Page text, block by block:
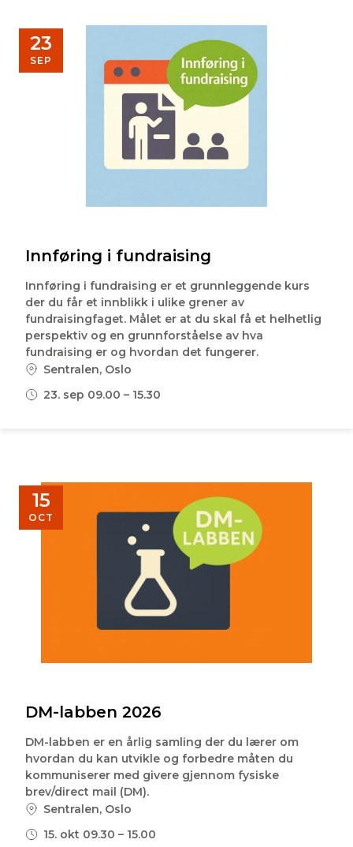
23
SEP
Innføring i fundraising
Innføring i fundraising er et grunnleggende kurs
der du får et innblikk i ulike grener av
fundraisingfaget. Målet er at du skal få et helhetlig
perspektiv og en grunnforståelse av hva
fundraising er og hvordan det fungerer.
Sentralen, Oslo
23. sep 09.00 – 15.30
15
OCT
DM-labben 2026
DM-labben er en årlig samling der du lærer om
hvordan du kan utvikle og forbedre måten du
kommuniserer med givere gjennom fysiske
brev/direct mail (DM).
Sentralen, Oslo
15. okt 09.30 – 15.00